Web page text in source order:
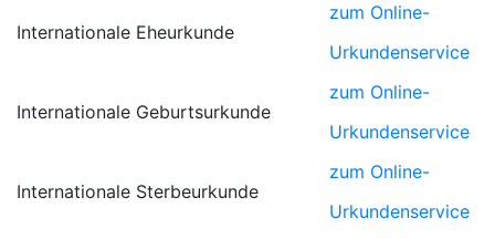
Internationale Eheurkunde
zum Online-
Urkundenservice
Internationale Geburtsurkunde
zum Online-
Urkundenservice
Internationale Sterbeurkunde
zum Online-
Urkundenservice